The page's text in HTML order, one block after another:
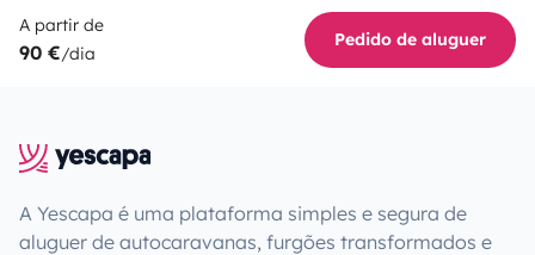
A partir de
90 €/dia
Pedido de aluguer
A Yescapa é uma plataforma simples e segura de
aluguer de autocaravanas, furgões transformados e